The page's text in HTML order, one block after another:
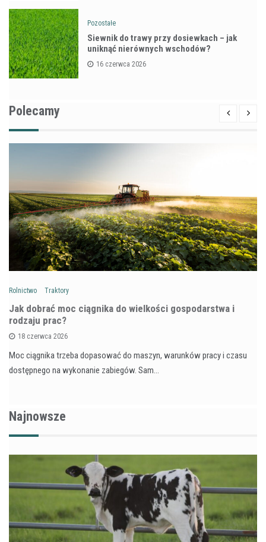
Pozostałe
Siewnik do trawy przy dosiewkach – jak
uniknąć nierównych wschodów?
16 czerwca 2026
Polecamy
Rolnictwo Traktory
Jak dobrać moc ciągnika do wielkości gospodarstwa i
rodzaju prac?
18 czerwca 2026
Moc ciągnika trzeba dopasować do maszyn, warunków pracy i czasu
dostępnego na wykonanie zabiegów. Sam…
Najnowsze